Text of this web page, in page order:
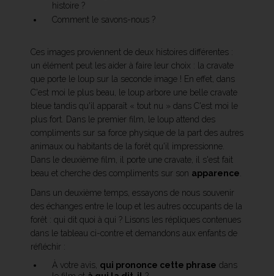
histoire ?
Comment le savons-nous ?
Ces images proviennent de deux histoires différentes :
un élément peut les aider à faire leur choix : la cravate
que porte le loup sur la seconde image ! En effet, dans
C'est moi le plus beau, le loup arbore une belle cravate
bleue tandis qu'il apparaît « tout nu » dans C'est moi le
plus fort. Dans le premier film, le loup attend des
compliments sur sa force physique de la part des autres
animaux ou habitants de la forêt qu'il impressionne.
Dans le deuxième film, il porte une cravate, il s'est fait
beau et cherche des compliments sur son apparence
Dans un deuxième temps, essayons de nous souvenir
des échanges entre le loup et les autres occupants de la
forêt : qui dit quoi à qui ? Lisons les répliques contenues
dans le tableau ci-contre et demandons aux enfants de
réfléchir :
À votre avis, qui prononce cette phrase dans